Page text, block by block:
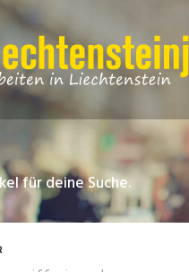
für deine Suche.